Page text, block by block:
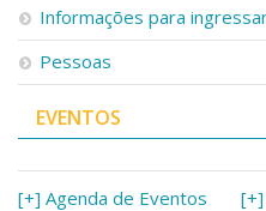
Informações para
Pessoas
EVENTOS
[+] Agenda de Eventos